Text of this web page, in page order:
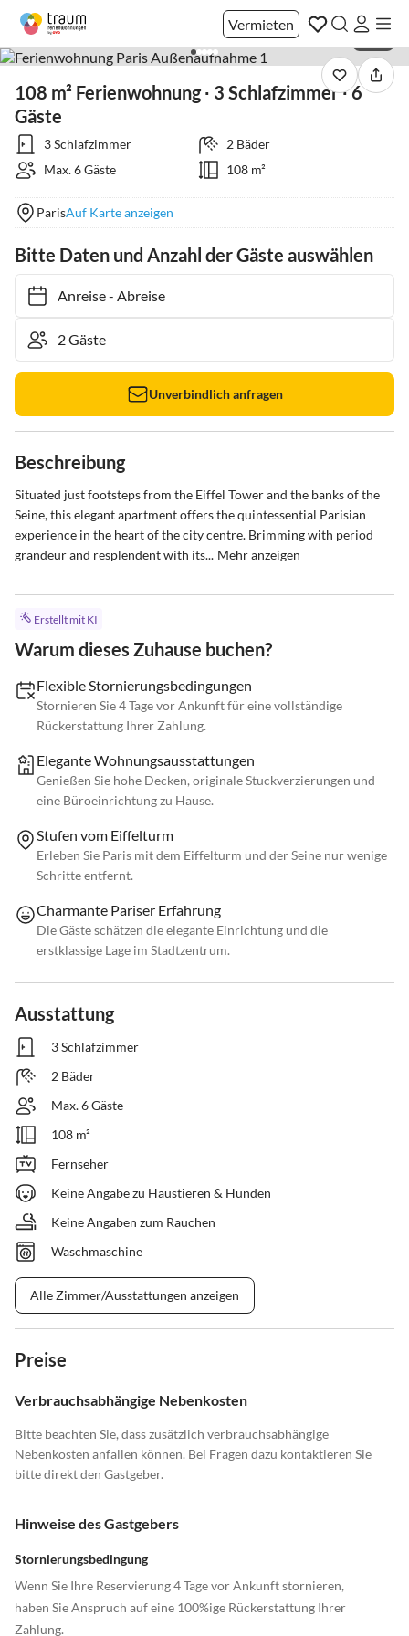
Vermieten
108 m² Ferienwohnung ∙ 3 Schlafzimmer ∙ 6
Gäste
3 Schlafzimmer
2 Bäder
Max. 6 Gäste
108 m²
ParisAuf Karte anzeigen
Bitte Daten und Anzahl der Gäste auswählen
Anreise- Abreise
Unverbindlich anfragen
Beschreibung
Situated just footsteps from the Eiffel Tower and the banks of the
Seine, this elegant apartment offers the quintessential Parisian
experience in the heart of the city centre. Brimming with period
grandeur and resplendent with its... Mehr anzeigen
Erstellt mit KI
Warum dieses Zuhause buchen?
Flexible Stornierungsbedingungen
Stornieren Sie 4 Tage vor Ankunft für eine vollständige
Rückerstattung Ihrer Zahlung.
Elegante Wohnungsausstattungen
Genießen Sie hohe Decken, originale Stuckverzierungen und
eine Büroeinrichtung zu Hause.
Stufen vom Eiffelturm
Erleben Sie Paris mit dem Eiffelturm und der Seine nur wenige
Schritte entfernt.
Charmante Pariser Erfahrung
Die Gäste schätzen die elegante Einrichtung und die
erstklassige Lage im Stadtzentrum.
Ausstattung
3 Schlafzimmer
2 Bäder
Max. 6 Gäste
108 m²
Fernseher
Keine Angabe zu Haustieren & Hunden
Keine Angaben zum Rauchen
Waschmaschine
Alle Zimmer/Ausstattungen anzeigen
Preise
Verbrauchsabhängige Nebenkosten
Bitte beachten Sie, dass zusätzlich verbrauchsabhängige
Nebenkosten anfallen können. Bei Fragen dazu kontaktieren Sie
bitte direkt den Gastgeber.
Hinweise des Gastgebers
Stornierungsbedingung
Wenn Sie Ihre Reservierung 4 Tage vor Ankunft stornieren,
haben Sie Anspruch auf eine 100%ige Rückerstattung Ihrer
Zahlung.